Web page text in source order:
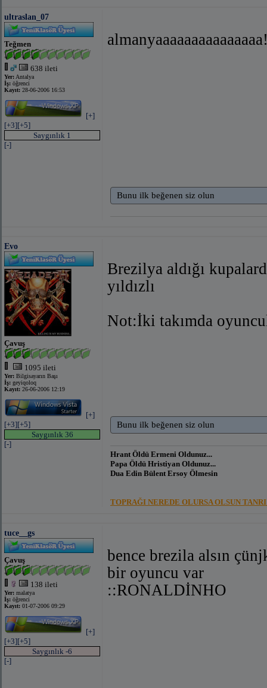
ultraslan_07
Teğmen
638 ileti
Yer: Antalya
İş: öğrenci
Kayıt: 28-06-2006 16:53
[+]
[+3][+5]
Saygınlık 1
[-]
Bunu ilk beğenen siz olun
Evo
Çavuş
1095 ileti
Yer: Bilgisayarın Başı
İş: geyiqoloq
Kayıt: 26-06-2006 12:19
[+]
[+3][+5]
Saygınlık 36
[-]
Brezilya aldığı
yıldızlı
Not:İki takımda
Bunu ilk beğenen siz olun
Hrant Öldü Ermeni Oldunuz...
Papa Öldü Hristiyan Oldunuz...
Dua Edin Bülent Ersoy Ölmesin
TOPRAĞI NEREDE OLURSA OLSUN
tuce__gs
Çavuş
138 ileti
Yer: malatya
İş: öğrenci
Kayıt: 01-07-2006 09:29
[+]
[+3][+5]
Saygınlık -6
[-]
bence brezila alsın
bir oyuncu var
::RONALDİNHO